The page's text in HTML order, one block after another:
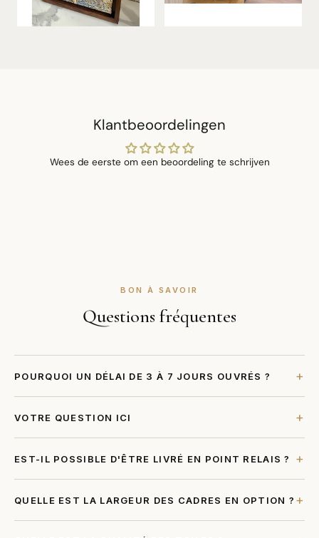
Klantbeoordelingen
Wees de eerste om een beoordeling te schrijven
BON À SAVOIR
Questions fréquentes
POURQUOI UN DÉLAI DE 3 À 7 JOURS OUVRÉS ? +
réception de votre commande. Cela nous permet de proposer
les meilleurs tarifs et d'éviter le gaspillage de ressources
naturelles.
VOTRE QUESTION ICI +
EST-IL POSSIBLE D'ÊTRE LIVRÉ EN POINT RELAIS ? +
commentaire de la page de commande.
QUELLE EST LA LARGEUR DES CADRES EN OPTION ? +